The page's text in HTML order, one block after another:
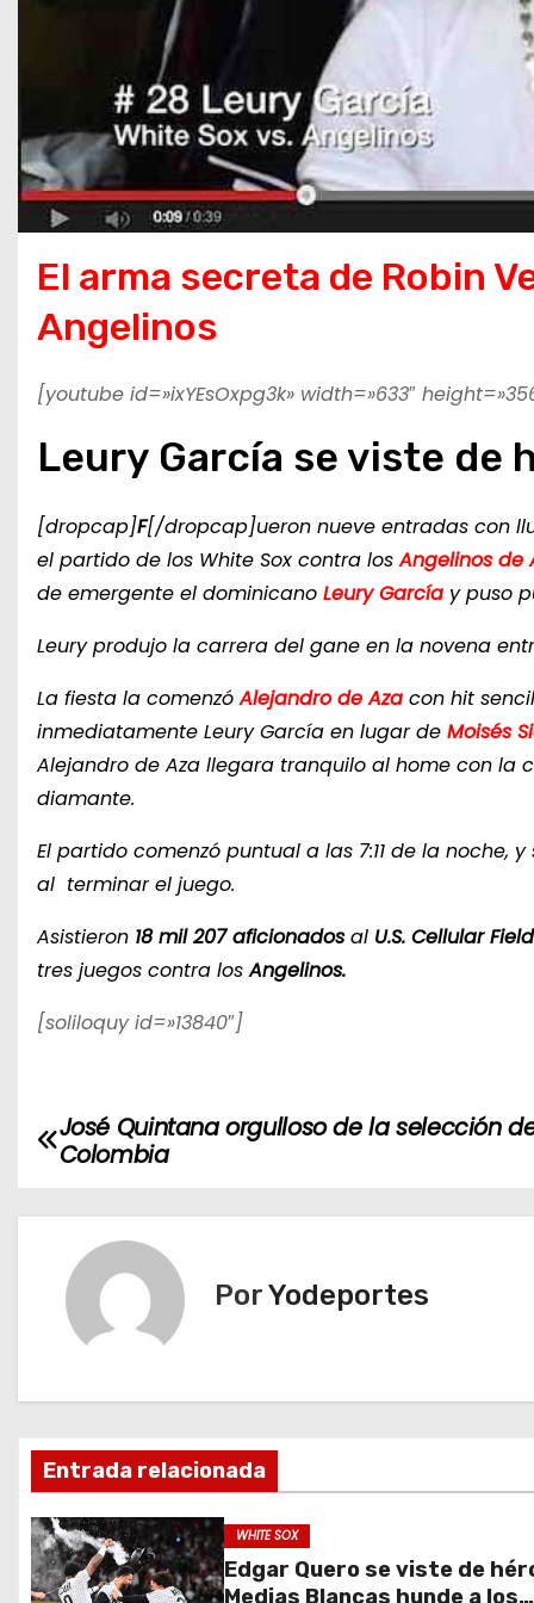
El arma secreta de Robin
Angelinos
[youtube id=»ixYEsOxpg3k» width=»633″
Leury García se viste de
[dropcap]F[/dropcap]ueron nueve entradas con
el partido de los White Sox contra losAngelinos de
de emergente el dominicano Leury García y puso
Leury produjo la carrera del gane en la novena
La fiesta la comenzóAlejandro de Aza con hit
inmediatamente Leury García en lugar de Moisés
Alejandro de Aza llegara tranquilo al home con
diamante.
El partido comenzó puntual a las 7:11 de la
al terminar el juego.
Asistieron 18 mil 207 aficionadosal U.S. Cellular Field
tres juegos contra losAngelinos.
[soliloquy id=»13840″]
N
c
i
ó
n
José Quintana orgulloso de la selección
Colombia
PorYodeportes
Entrada relacionada
WHITE SOX
Edgar Quero se viste de
Medias Blancas hunde a los